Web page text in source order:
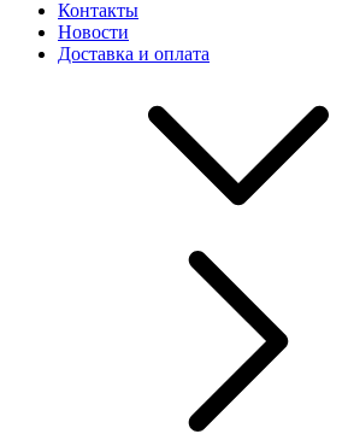
Контакты
Новости
Доставка и оплата